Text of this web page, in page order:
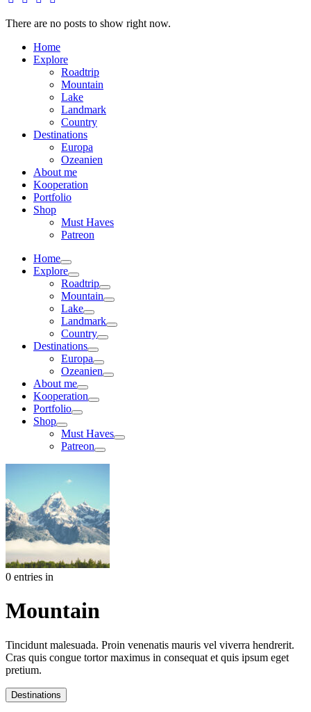
There are no posts to show right now.
Home
Explore
Roadtrip
Mountain
Lake
Landmark
Country
Destinations
Europa
Ozeanien
About me
Kooperation
Portfolio
Shop
Must Haves
Patreon
Home
Explore
Roadtrip
Mountain
Lake
Landmark
Country
Destinations
Europa
Ozeanien
About me
Kooperation
Portfolio
Shop
Must Haves
Patreon
0 entries in
Mountain
Tincidunt malesuada. Proin venenatis mauris vel viverra hendrerit.
Cras quis congue tortor maximus in consequat et quis ipsum eget
pretium.
Destinations